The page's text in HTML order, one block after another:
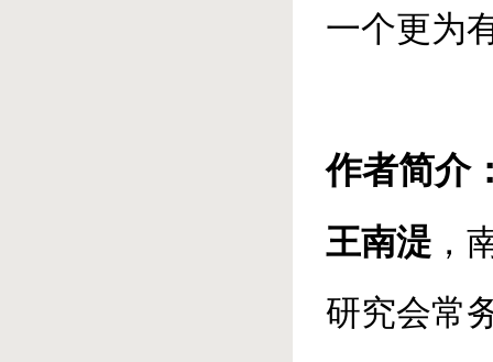
一个更为
作者简介
王南湜 ，
研究会常